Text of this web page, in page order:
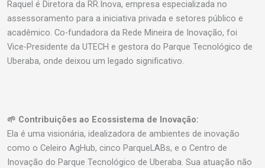
Raquel é Diretora da RR.Inova, empresa especializada no
assessoramento para a iniciativa privada e setores público e
acadêmico. Co-fundadora da Rede Mineira de Inovação, foi
Vice-Presidente da UTECH e gestora do Parque Tecnológico de
Uberaba, onde deixou um legado significativo.
🌱 Contribuições ao Ecossistema de Inovação:
Ela é uma visionária, idealizadora de ambientes de inovação
como o Celeiro AgHub, cinco ParqueLABs, e o Centro de
Inovação do Parque Tecnológico de Uberaba. Sua atuação não